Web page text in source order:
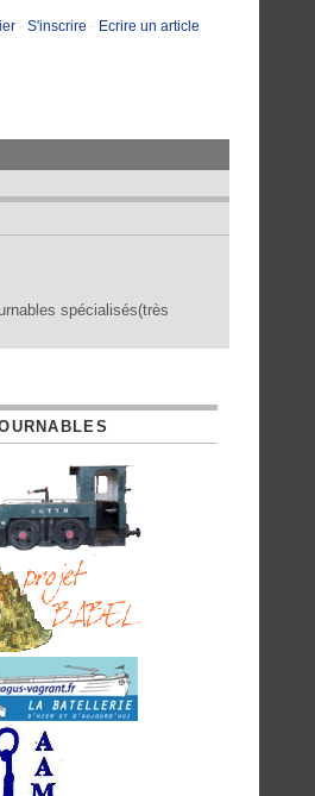
- S'inscrire - Ecrire un article
spécialisés(très